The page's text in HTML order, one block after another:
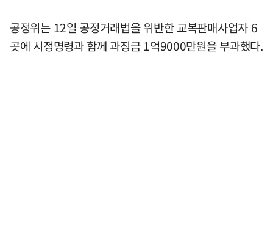
공정위는 12일 공정거래법을 위반한 교복판매사업자 6
곳에 시정명령과 함께 과징금 1억9000만원을 부과했다.